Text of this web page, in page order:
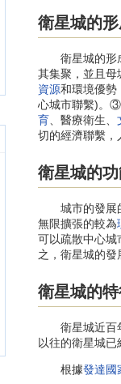
衛星城的
衛星城的形成
其集聚，並且
資源和環境優勢
心城市聯繫)。③
育 、醫療衛生、
切的經濟聯繫，
衛星城的
城市的發展的
無限擴張的較為
可以疏散中心城
之，衛星城的發
衛星城的
衛星城近百年
以往的衛星城已
根據發達國